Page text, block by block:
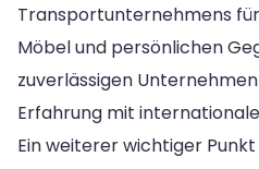
Transportunternehmens
Möbel und persönlichen
zuverlässigen
Erfahrung mit
Ein weiterer wichtiger